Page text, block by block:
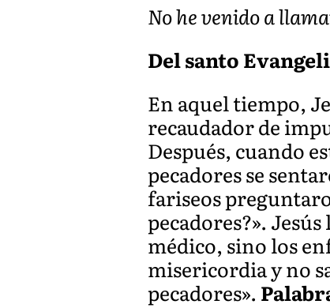
No he venido a
Del santo
En aquel tiempo,
recaudador de
Después, cuando
pecadores se
fariseos
pecadores?».
médico, sino los
misericordia y no
pecadores».